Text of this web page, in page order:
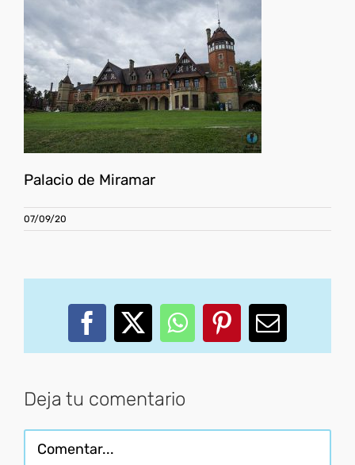
Palacio de Miramar
07/09/20
Facebook
X WhatsApp
PinterestCorreo
Deja tu comentario
Comentar